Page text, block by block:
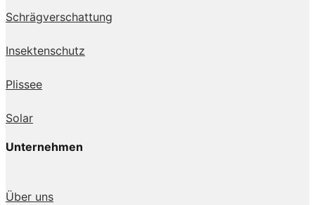
Schrägverschattung
Insektenschutz
Plissee
Solar
Unternehmen
Über uns